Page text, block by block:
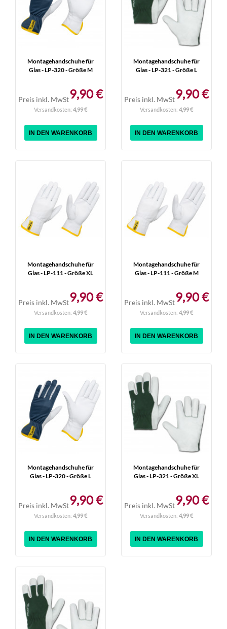
Montagehandschuhe für
Glas - LP-320 - Größe M
Preis inkl. MwSt9,90 €
Versandkosten: 4,99 €
IN DEN WARENKORB
Montagehandschuhe für
Glas - LP-321 - Größe L
Preis inkl. MwSt9,90 €
Versandkosten: 4,99 €
IN DEN WARENKORB
Montagehandschuhe für
Glas - LP-111 - Größe XL
Preis inkl. MwSt9,90 €
Versandkosten: 4,99 €
IN DEN WARENKORB
Montagehandschuhe für
Glas - LP-111 - Größe M
Preis inkl. MwSt9,90 €
Versandkosten: 4,99 €
IN DEN WARENKORB
Montagehandschuhe für
Glas - LP-320 - Größe L
Preis inkl. MwSt9,90 €
Versandkosten: 4,99 €
IN DEN WARENKORB
Montagehandschuhe für
Glas - LP-321 - Größe XL
Preis inkl. MwSt9,90 €
Versandkosten: 4,99 €
IN DEN WARENKORB